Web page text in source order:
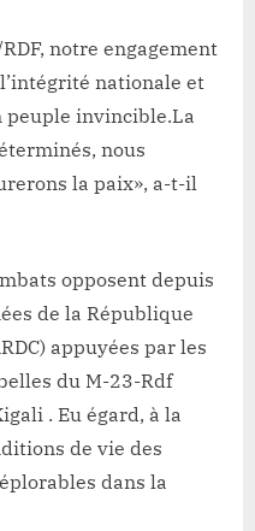
notre engagement
nationale et
peuple invincible.La
nous
la paix», a-t-il
opposent depuis
de la République
appuyées par les
du M-23-Rdf
. Eu égard, à la
de vie des
dans la